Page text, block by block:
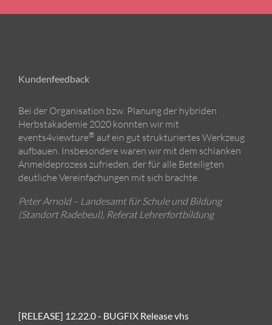
Kundenfeedback
Bei der Organisation bzw. Planung der hybriden
Herbstakademie 2020 konnten wir mit
events4viewture® auf ein gut strukturiertes Werkzeug
aufbauen. Insbesondere waren wir mit dem schlanken
Anmeldeprozess zufrieden, der für alle Beteiligten
deutliche Vereinfachungen mit sich brachte.
Peter Arnold – Landesamt für Schule und Bildung
(Standort Radebeul), Referat Lehrerfortbildung
[RELEASE] 12.22.0 - BUGFIX Release vhs